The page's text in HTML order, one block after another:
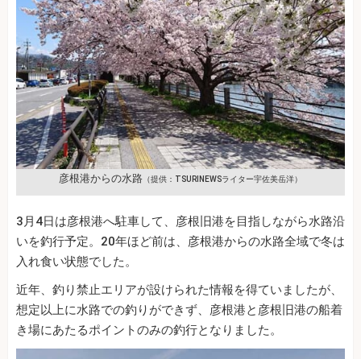
彦根港からの水路 （提供：TSURINEWSライター宇佐美岳洋）
3月4日は彦根港へ駐車して、彦根旧港を目指しながら水路沿
いを釣行予定。20年ほど前は、彦根港からの水路全域で冬は
入れ食い状態でした。
近年、釣り禁止エリアが設けられた情報を得ていましたが、
想定以上に水路での釣りができず、彦根港と彦根旧港の船着
き場にあたるポイントのみの釣行となりました。